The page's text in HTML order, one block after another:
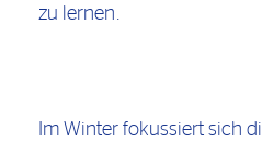
zu lernen.
Im Winter fokussiert sich